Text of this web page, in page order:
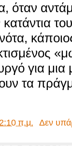
όταν
για μια
τα
π.μ. Δεν